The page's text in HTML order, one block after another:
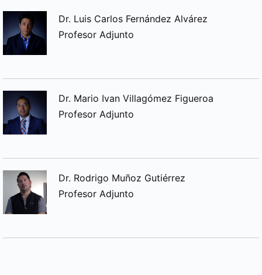
Dr. Luis Carlos Fernández Alvárez
Profesor Adjunto
Dr. Mario Ivan Villagómez Figueroa
Profesor Adjunto
Dr. Rodrigo Muñoz Gutiérrez
Profesor Adjunto